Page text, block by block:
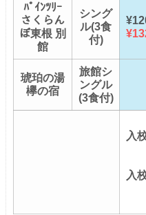
ﾊﾟｲﾝﾂﾘｰ
さくらん
ぼ東根 別
館
シング
ル(3食
付)
琥珀の湯
欅の宿
旅館シ
ングル
(3食付)
入
入